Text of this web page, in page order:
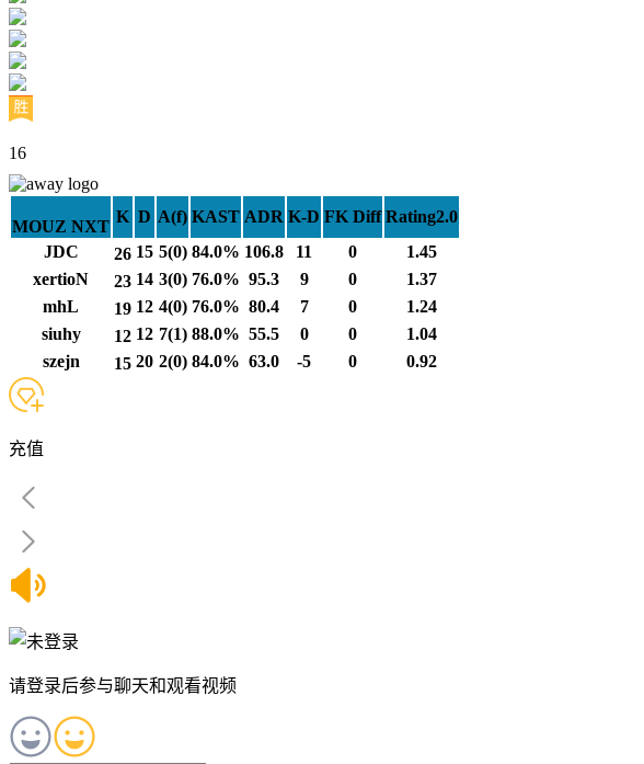
16
MOUZ NXT
K D A(f) KAST ADR K-D FK Diff Rating2.0
JDC
26 15 5(0) 84.0% 106.8 11 0
1.45
xertioN
23 14 3(0) 76.0% 95.3 9 0
1.37
mhL
19 12 4(0) 76.0% 80.4 7 0
1.24
siuhy
12 12 7(1) 88.0% 55.5 0 0
1.04
szejn
15 20 2(0) 84.0% 63.0 -5 0 0.92
充值
请登录后参与聊天和观看视频